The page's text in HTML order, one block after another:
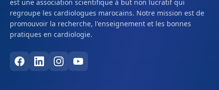
est une association scientifique à but non lucratif qui
regroupe les cardiologues marocains. Notre mission est de
promouvoir la recherche, l'enseignement et les bonnes
pratiques en cardiologie.